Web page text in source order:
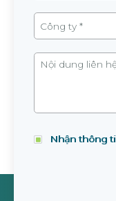
Nhận thông